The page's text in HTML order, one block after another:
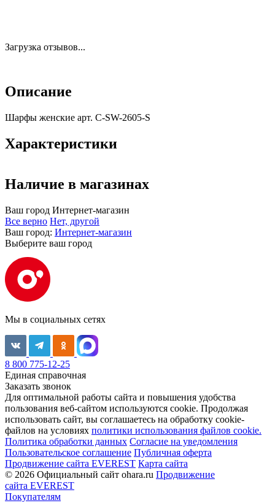
Загрузка отзывов...
Описание
Шарфы женские арт. C-SW-2605-S
Характеристики
Наличие в магазинах
Ваш город Интернет-магазин
Все верно Нет, другой
Ваш город: Интернет-магазин
Выберите ваш город
Мы в социальных сетях
8 800 775-12-25
Единая справочная
Заказать звонок
Для оптимальной работы сайта и повышения удобства
пользования веб-сайтом используются cookie. Продолжая
использовать сайт, вы соглашаетесь на обработку cookie-
файлов на условиях политики использования файлов cookie.
Политика обработки данных Согласие на уведомления
Пользовательское соглашение Публичная оферта
Продвижение сайта EVEREST Карта сайта
© 2026 Официальный сайт ohara.ru Продвижение
сайта EVEREST
Покупателям